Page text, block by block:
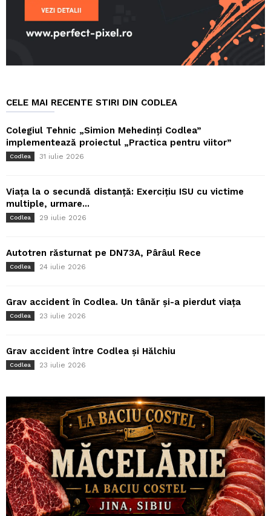
CELE MAI RECENTE STIRI DIN CODLEA
Colegiul Tehnic „Simion Mehedinți Codlea”
implementează proiectul „Practica pentru viitor”
Codlea 31 iulie 2026
Viața la o secundă distanță: Exercițiu ISU cu victime
multiple, urmare...
Codlea 29 iulie 2026
Autotren răsturnat pe DN73A, Pârâul Rece
Codlea 24 iulie 2026
Grav accident în Codlea. Un tânăr și-a pierdut viața
Codlea 23 iulie 2026
Grav accident între Codlea și Hălchiu
Codlea 23 iulie 2026